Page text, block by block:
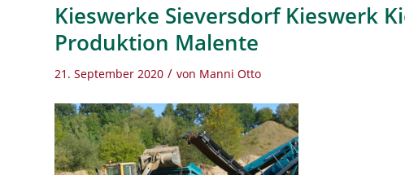
Kieswerke Sieversdorf Kieswerk
Produktion Malente
21. September 2020 / von Manni Otto